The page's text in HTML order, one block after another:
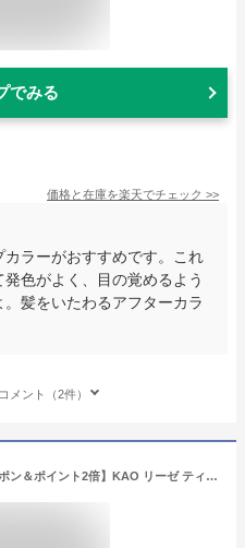
でみる
価格と在庫を楽天でチェック >>
ラーがおすすめです。これ
色がよく、目の覚めるよう
髪をいたわるアフターカラ
メント（2件）
【マラソン限定★2,000円クーポン＆ポイント2倍】KAO リーゼ ティントカラージェル チェリーレッド 191mL 黒髪用ヘアカラー ヘアカラー ヘアケア